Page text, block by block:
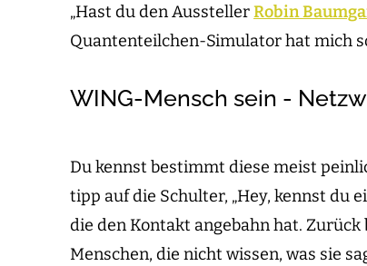
„Hast du den AusstellerRobin
Quantenteilchen-Simulator hat mich
WING-Mensch sein -
Du kennst bestimmt diese meist
tipp auf die Schulter, „Hey, kennst du
die den Kontakt angebahn hat.
Menschen, die nicht wissen, was sie